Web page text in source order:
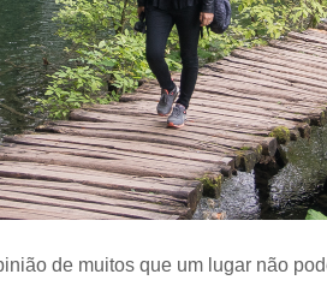
de muitos que um lugar não